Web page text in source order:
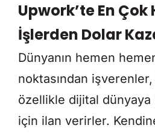
Upwork’te En Çok
İşlerden Dolar
Dünyanın hemen
noktasından
özellikle dijital
için ilan verirler.